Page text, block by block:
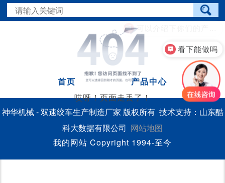
首页
产品中心
哎呀！页面走丢了！
神华机械 - 双速绞车生产制造厂家 版权所有 技术支持：山东酷
科大数据有限公司 网站地图
我的网站 Copyright 1994-至今
看下能做吗